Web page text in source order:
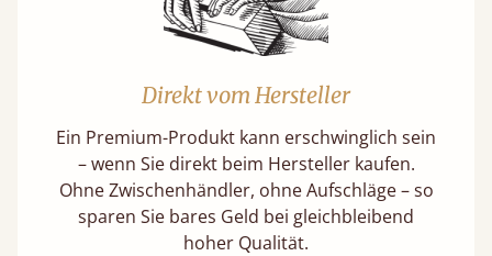
Direkt vom Hersteller
Ein Premium-Produkt kann erschwinglich sein
– wenn Sie direkt beim Hersteller kaufen.
Ohne Zwischenhändler, ohne Aufschläge – so
sparen Sie bares Geld bei gleichbleibend
hoher Qualität.